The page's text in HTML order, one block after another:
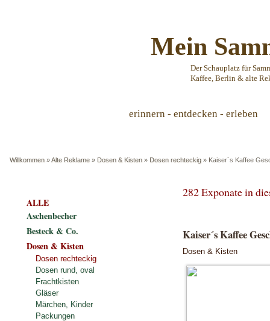
Mein
Der Schauplatz für
Kaffee, Berlin & alte
erinnern - entdecken - erleben
Willkommen »Alte Reklame » Dosen & Kisten » Dosen rechteckig » Kaiser´s Kaffee
282 Exponate in
Kaiser´s Kaffee
Dosen & Kisten
ALLE
Aschenbecher
Besteck & Co.
Dosen & Kisten
Dosen rechteckig
Dosen rund, oval
Frachtkisten
Gläser
Märchen, Kinder
Packungen